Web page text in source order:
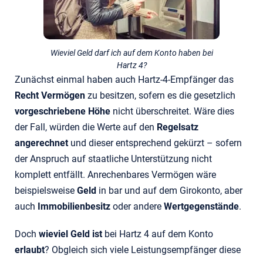
Wieviel Geld darf ich auf dem Konto haben bei
Hartz 4?
Zunächst einmal haben auch Hartz-4-Empfänger das
Recht Vermögen zu besitzen, sofern es die gesetzlich
vorgeschriebene Höhe nicht überschreitet. Wäre dies
der Fall, würden die Werte auf den Regelsatz
angerechnetund dieser entsprechend gekürzt – sofern
der Anspruch auf staatliche Unterstützung nicht
komplett entfällt. Anrechenbares Vermögen wäre
beispielsweise Geld in bar und auf dem Girokonto, aber
auch Immobilienbesitz oder andere Wertgegenstände.
Doch wieviel Geld istbei Hartz 4 auf dem Konto
erlaubt? Obgleich sich viele Leistungsempfänger diese